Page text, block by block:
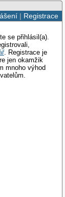
| Registrace
se přihlásil(a).
. Registrace je
jen okamžik
mnoho výhod